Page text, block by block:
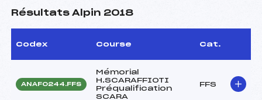
Résultats Alpin 2018
Codex Course Cat.
ANAF0244.FFS
Mémorial
H.SCARAFFIOTI
Préqualification
SCARA
FFS